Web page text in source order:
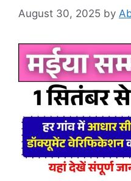
August 30, 2025 by